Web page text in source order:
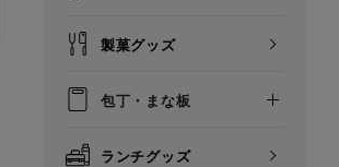
製菓グッズ
包丁・まな板
ランチグッズ